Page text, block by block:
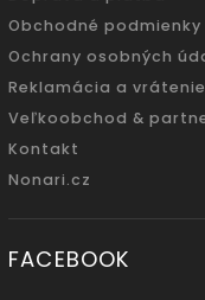
Obchodné podmienky
Ochrany osobných
Reklamácia a vrátenie
Veľkoobchod &
Kontakt
Nonari.cz
FACEBOOK